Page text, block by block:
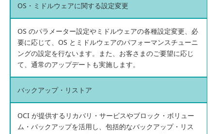
OS・ミドルウェアに関する設定変更
OS のパラメーター設定やミドルウェアの各種設定変更、必
要に応じて、OS とミドルウェアのパフォーマンスチューニ
ングの設定を行ないます。また、お客さまのご要望に応じ
て、通常のアップデートも実施します。
バックアップ・リストア
OCI が提供するリカバリ・サービスやブロック・ボリュー
ム・バックアップを活用し、包括的なバックアップ・リス